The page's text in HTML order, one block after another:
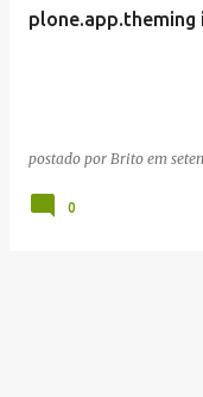
plone.app.theming
postado por Brito em
0